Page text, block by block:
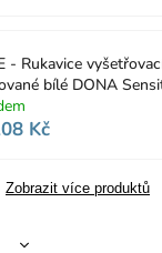
- Rukavice
bílé DONA
Kč
Zobrazit více produktů